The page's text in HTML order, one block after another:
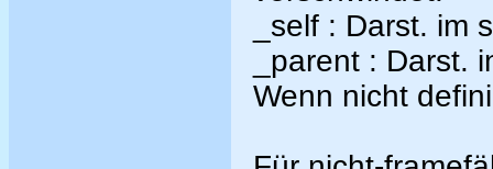
_self : Darst. im
_parent : Darst.
Wenn nicht